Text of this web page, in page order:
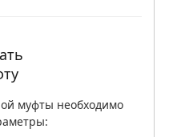
муфты необходимо